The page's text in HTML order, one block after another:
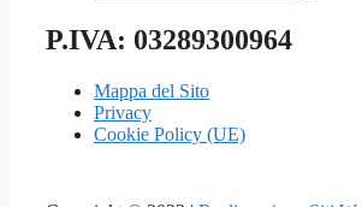
P.IVA: 03289300964
Mappa del Sito
Privacy
Cookie Policy (UE)